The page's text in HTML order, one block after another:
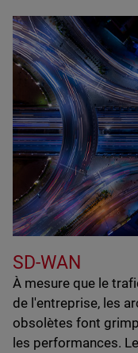
SD-WAN
À mesure que le
de l'entreprise, les
obsolètes font
les performances.